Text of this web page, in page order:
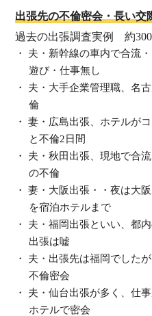
出張先の不倫密会・長い交
過去の出張調査実例 約
夫・新幹線の車内で合流
遊び・仕事無し
夫・大手企業管理職、名
倫
妻・広島出張、ホテルが
と不倫2日間
夫・秋田出張、現地で合
の不倫
妻・大阪出張・・夜は大
を宿泊ホテルまで
夫・福岡出張といい、都
出張は嘘
夫・出張先は福岡でした
不倫密会
夫・仙台出張が多く、仕
ホテルで密会